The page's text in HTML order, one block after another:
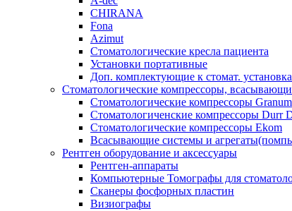
CHIRANA
Fona
Azimut
Стоматологические кресла пациента
Установки портативные
Доп. комплектующие к стомат.
Стоматологические компрессоры,
Стоматологические компрессоры Granum
Стоматологиченские компрессоры Durr
Стоматологические компрессоры Ekom
Всасывающие системы и
Рентген оборудование и аксессуары
Рентген-аппараты
Компьютерные Томографы для
Сканеры фосфорных пластин
Визиографы